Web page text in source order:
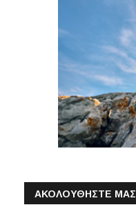
ΑΚΟΛΟΥΘΗΣΤΕ ΜΑΣ